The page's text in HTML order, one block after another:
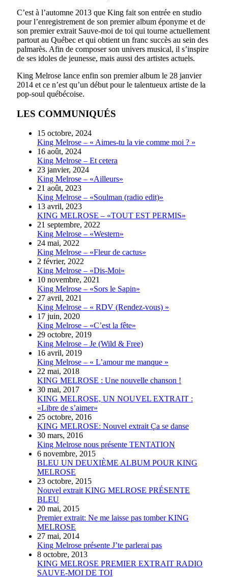
C’est à l’automne 2013 que King fait son entrée en studio
pour l’enregistrement de son premier album éponyme et de
son premier extrait Sauve-moi de toi qui tourne actuellement
partout au Québec et qui obtient un franc succès au sein des
palmarès. Afin de composer son univers musical, il s’inspire
de ses idoles de jeunesse, mais aussi des artistes actuels.
King Melrose lance enfin son premier album le 28 janvier
2014 et ce n’est qu’un début pour le talentueux artiste de la
pop-soul québécoise.
LES COMMUNIQUÉS
15 octobre, 2024
King Melrose – « Aimes-tu la vie comme moi ? »
16 août, 2024
King Melrose – Et cetera
23 janvier, 2024
King Melrose – «Ailleurs»
21 août, 2023
King Melrose – «Soulman (radio edit)»
13 avril, 2023
KING MELROSE – «TOUT EST PERMIS»
21 septembre, 2022
King Melrose – «Western»
24 mai, 2022
King Melrose – «Fleur de cactus»
2 février, 2022
King Melrose – «Dis-Moi»
10 novembre, 2021
King Melrose – «Sors le Sapin»
27 avril, 2021
King Melrose – « RDV (Rendez-vous) »
17 juin, 2020
King Melrose – «C’est la fête»
29 octobre, 2019
King Melrose – Je (Wild & Free)
16 avril, 2019
King Melrose – « L’amour me manque »
22 mai, 2018
KING MELROSE : Une nouvelle chanson !
30 mai, 2017
KING MELROSE, UN NOUVEL EXTRAIT :
«Libre de s’aimer»
25 octobre, 2016
KING MELROSE: Nouvel extrait Ça se danse
30 mars, 2016
King Melrose nous présente TENTATION
6 novembre, 2015
BLEU UN DEUXIÈME ALBUM POUR KING
MELROSE
23 octobre, 2015
Nouvel extrait KING MELROSE PRÉSENTE
BLEU
20 mai, 2015
Premier extrait: Ne me laisse pas tomber KING
MELROSE
27 mai, 2014
King Melrose présente J’te parlerai pas
8 octobre, 2013
KING MELROSE PREMIER EXTRAIT RADIO
SAUVE-MOI DE TOI